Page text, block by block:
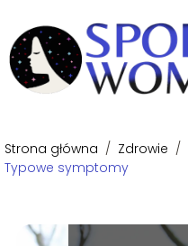
Strona główna / Zdrowie /
Typowe symptomy